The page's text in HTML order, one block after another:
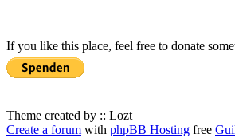
If you like this place, feel free to donate
Theme created by :: Lozt
Create a forum with phpBB Hosting free